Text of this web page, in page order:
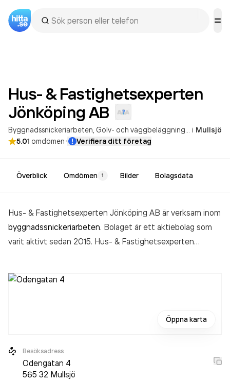
Hus- & Fastighetsexperten
Jönköping AB
Byggnadssnickeriarbeten Golv- och väggbeläggningsarbeten i Mullsjö
5.01 omdömen· Verifiera ditt företag
Överblick Omdömen 1 Bilder Bolagsdata
Hus- & Fastighetsexperten Jönköping AB är verksam inom
byggnadssnickeriarbeten. Bolaget är ett aktiebolag som
varit aktivt sedan 2015. Hus- & Fastighetsexperten
Öppna karta
Besöksadress
Odengatan 4
565 32 Mullsjö